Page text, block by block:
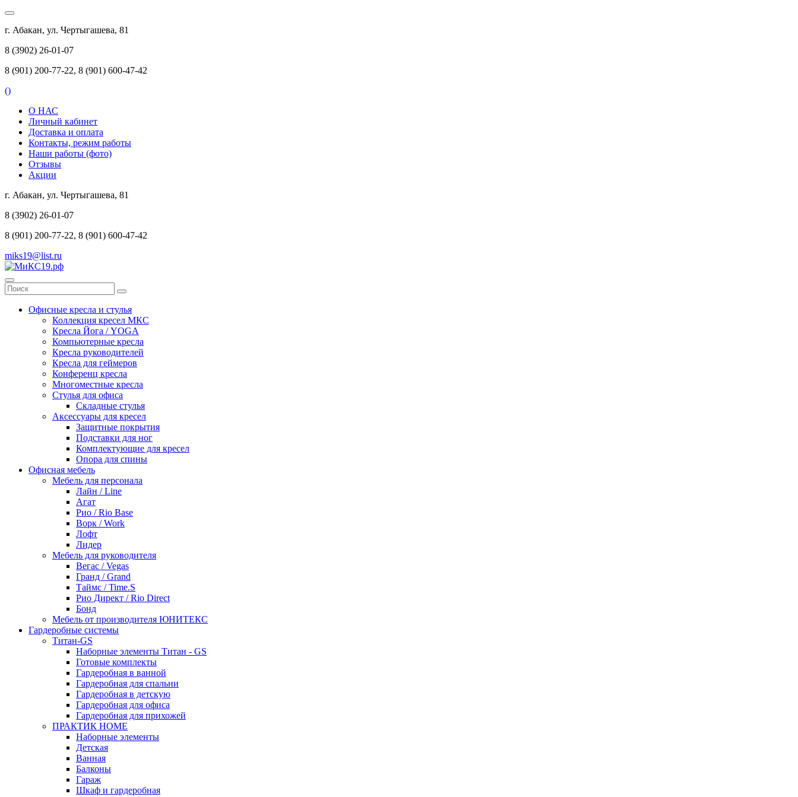
г. Абакан, ул. Чертыгашева, 81
8 (3902) 26-01-07
8 (901) 200-77-22, 8 (901) 600-47-42
()
О НАС
Личный кабинет
Доставка и оплата
Контакты, режим работы
Наши работы (фото)
Отзывы
Акции
г. Абакан, ул. Чертыгашева, 81
8 (3902) 26-01-07
8 (901) 200-77-22, 8 (901) 600-47-42
miks19@list.ru
Офисные кресла и стулья
Коллекция кресел МКС
Кресла Йога / YOGA
Компьютерные кресла
Кресла руководителей
Кресла для геймеров
Конференц кресла
Многоместные кресла
Стулья для офиса
Складные стулья
Аксессуары для кресел
Защитные покрытия
Подставки для ног
Комплектующие для кресел
Опора для спины
Офисная мебель
Мебель для персонала
Лайн / Line
Агат
Рио / Rio Base
Ворк / Work
Лофт
Лидер
Мебель для руководителя
Вегас / Vegas
Гранд / Grand
Таймс / Time.S
Рио Директ / Rio Direct
Бонд
Мебель от производителя ЮНИТЕКС
Гардеробные системы
Титан-GS
Наборные элементы Титан - GS
Готовые комплекты
Гардеробная в ванной
Гардеробная для спальни
Гардеробная в детскую
Гардеробная для офиса
Гардеробная для прихожей
ПРАКТИК HOME
Наборные элементы
Детская
Ванная
Балконы
Гараж
Шкаф и гардеробная